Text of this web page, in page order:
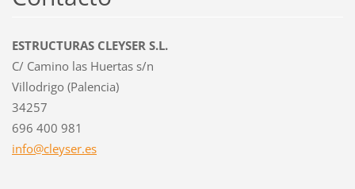
ESTRUCTURAS CLEYSER S.L.
C/ Camino las Huertas s/n
Villodrigo (Palencia)
34257
696 400 981
info@cleyser.es